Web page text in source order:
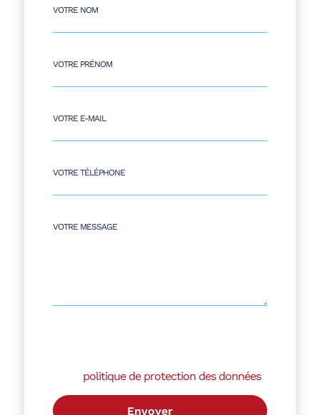
VOTRE NOM
VOTRE PRÉNOM
VOTRE E-MAIL
VOTRE TÉLÉPHONE
VOTRE MESSAGE
politique de protection des données.
ALTERNATIVE: